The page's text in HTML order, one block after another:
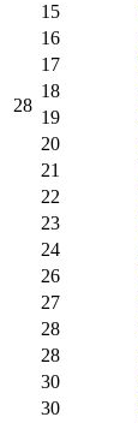
28
15
16
17
18
19
20
21
22
23
24
26
27
28
28
30
30